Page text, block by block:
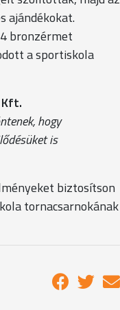
ajándékokat.
bronzérmet
a sportiskola
hogy
is
biztosítson
tornacsarnokának